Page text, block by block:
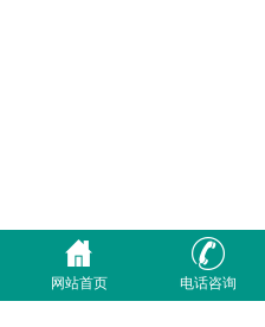
网站首页 电话咨询